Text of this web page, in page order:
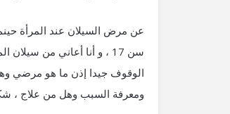
عن مرض السيلان عند المرأة
سن 17 ، و أنا أعاني من
الوقوف جيدا إذن ما هو مرضي
ومعرفة السبب وهل من علاج ،